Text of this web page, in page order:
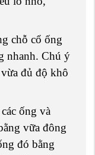
chỗ cổ ống
nhanh. Chú ý
đủ độ khô
ống và
vữa đông
đó bằng